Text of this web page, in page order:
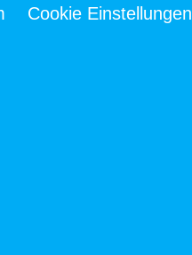
Cookie Einstellungen